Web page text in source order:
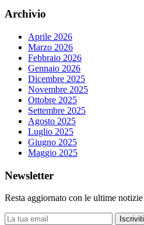
Archivio
Aprile 2026
Marzo 2026
Febbraio 2026
Gennaio 2026
Dicembre 2025
Novembre 2025
Ottobre 2025
Settembre 2025
Agosto 2025
Luglio 2025
Giugno 2025
Maggio 2025
Newsletter
Resta aggiornato con le ultime notizie
Iscriviti